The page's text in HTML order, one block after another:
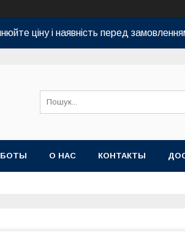
ціну і наявність перед
О НАС КОНТАКТЫ